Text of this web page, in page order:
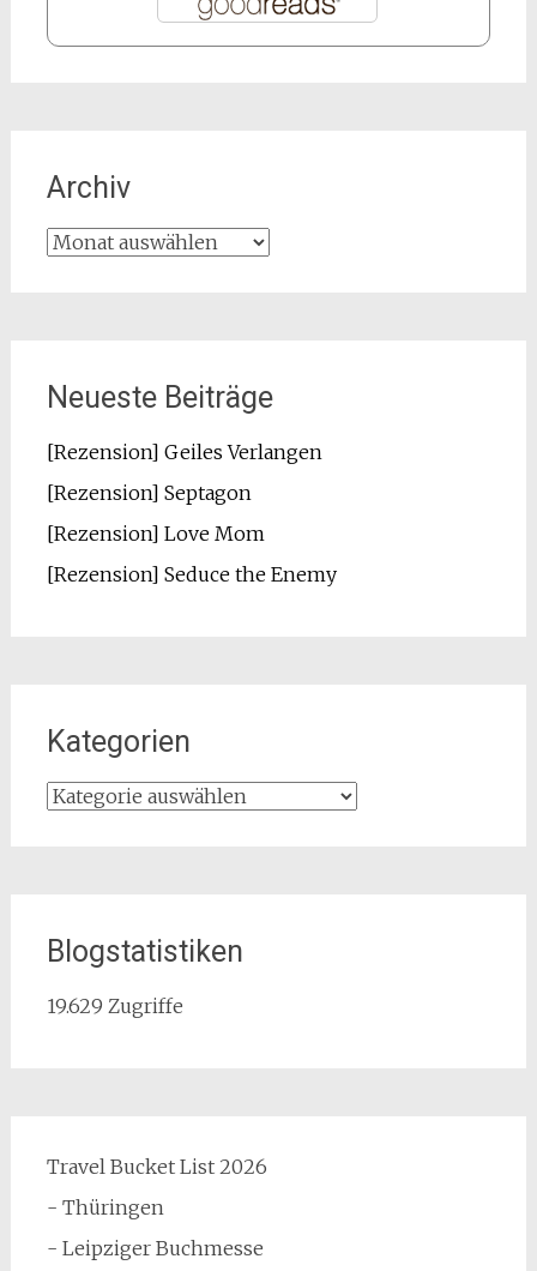
Archiv
Archiv
Neueste Beiträge
[Rezension] Geiles Verlangen
[Rezension] Septagon
[Rezension] Love Mom
[Rezension] Seduce the Enemy
Kategorien
Kategorien
Blogstatistiken
19.629 Zugriffe
Travel Bucket List 2026
- Thüringen
- Leipziger Buchmesse